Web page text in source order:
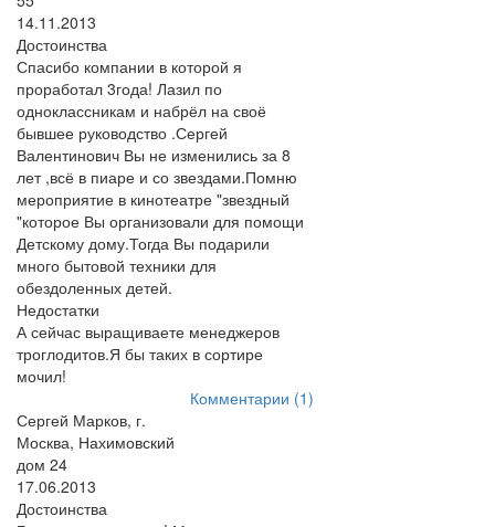
14.11.2013
Достоинства
Спасибо компании в которой я
проработал 3года! Лазил по
одноклассникам и набрёл на своё
бывшее руководство .Сергей
Валентинович Вы не изменились за 8
лет ,всё в пиаре и со звездами.Помню
мероприятие в кинотеатре "звездный
"которое Вы организовали для помощи
Детскому дому.Тогда Вы подарили
много бытовой техники для
обездоленных детей.
Недостатки
А сейчас выращиваете менеджеров
троглодитов.Я бы таких в сортире
мочил!
Комментарии (1)
Сергей Марков, г.
Москва, Нахимовский
дом 24
17.06.2013
Достоинства